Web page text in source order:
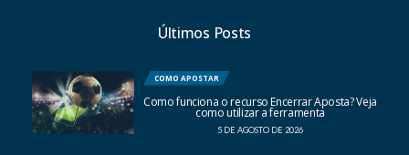
Últimos Posts
COMO APOSTAR
Como funciona o recurso Encerrar Aposta? Veja
como utilizar a ferramenta
5 DE AGOSTO DE 2026